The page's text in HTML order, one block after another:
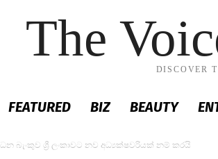
The
DISCOVER
FEATURED BIZ BEAUTY
බැංකුව ශ්‍රී ලංකාවට නව අධ්‍යක්ෂවරියක් නම් කරයි